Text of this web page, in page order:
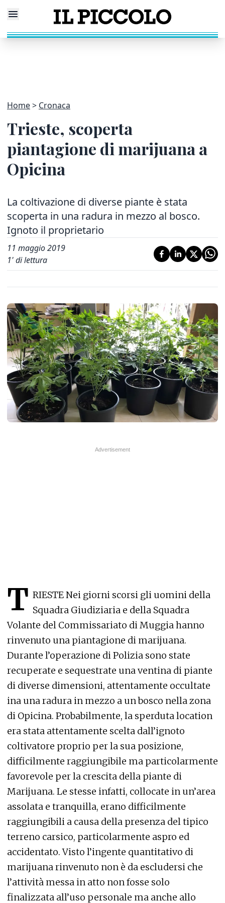
Home Cronaca
Trieste, scoperta
piantagione di marijuana a
Opicina
La coltivazione di diverse piante è stata
scoperta in una radura in mezzo al bosco.
Ignoto il proprietario
11 maggio 2019
1' di lettura
T RIESTE Nei giorni scorsi gli uomini della
Squadra Giudiziaria e della Squadra
Volante del Commissariato di Muggia hanno
rinvenuto una piantagione di marijuana.
Durante l’operazione di Polizia sono state
recuperate e sequestrate una ventina di piante
di diverse dimensioni, attentamente occultate
ina una radura in mezzo a un bosco nella zona
di Opicina. Probabilmente, la sperduta location
era stata attentamente scelta dall’ignoto
coltivatore proprio per la sua posizione,
difficilmente raggiungibile ma particolarmente
favorevole per la crescita della piante di
Marijuana. Le stesse infatti, collocate in un’area
assolata e tranquilla, erano difficilmente
raggiungibili a causa della presenza del tipico
terreno carsico, particolarmente aspro ed
accidentato. Visto l’ingente quantitativo di
marijuana rinvenuto non è da escludersi che
l’attività messa in atto non fosse solo
finalizzata all’uso personale ma anche allo